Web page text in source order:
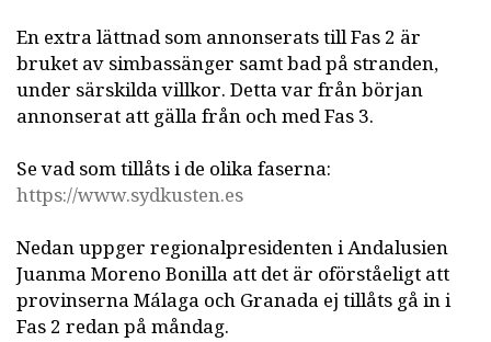
En extra lättnad som annonserats till Fas 2 är
bruket av simbassänger samt bad på stranden,
under särskilda villkor. Detta var från början
annonserat att gälla från och med Fas 3.
Se vad som tillåts i de olika faserna:
https://www.sydkusten.es
Nedan uppger regionalpresidenten i Andalusien
Juanma Moreno Bonilla att det är oförståeligt att
provinserna Málaga och Granada ej tillåts gå in i
Fas 2 redan på måndag.